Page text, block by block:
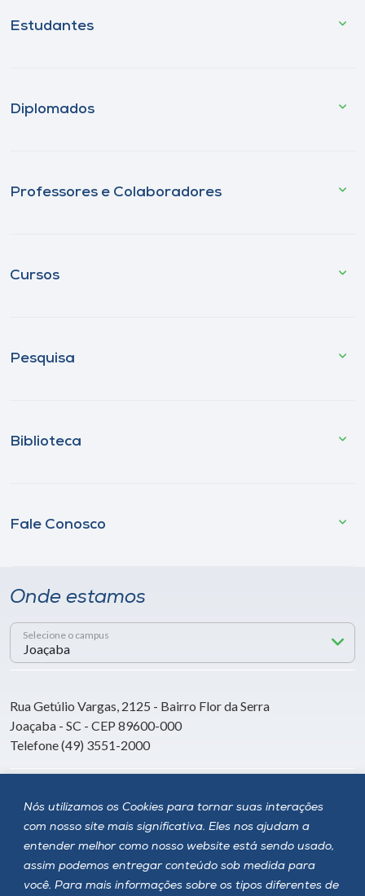
Nós utilizamos os Cookies para tornar suas interações
com nosso site mais significativa. Eles nos ajudam a
entender melhor como nosso website está sendo usado,
assim podemos entregar conteúdo sob medida para
você. Para mais informações sobre os tipos diferentes de
Estudantes
Diplomados
Professores e Colaboradores
Cursos
Pesquisa
Biblioteca
Fale Conosco
Onde estamos
Selecione o campus
Rua Getúlio Vargas, 2125 - Bairro Flor da Serra
Joaçaba - SC - CEP 89600-000
Telefone (49) 3551-2000
Siga a Unoesc